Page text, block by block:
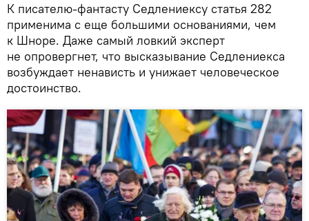
К писателю-фантасту Седлениексу статья 282
применима с еще большими основаниями, чем
к Шноре. Даже самый ловкий эксперт
не опровергнет, что высказывание Седлениекса
возбуждает ненависть и унижает человеческое
достоинство.